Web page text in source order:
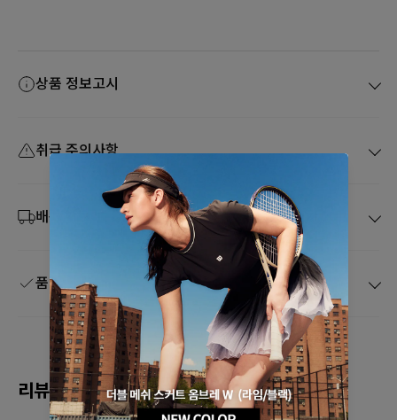
상품 정보고시
취급 주의사항
배송 및 취소
품질보증 및 A/S
리뷰